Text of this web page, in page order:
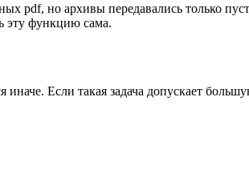
pdf, но архивы передавались только
эту функцию сама.
Если такая задача допускает